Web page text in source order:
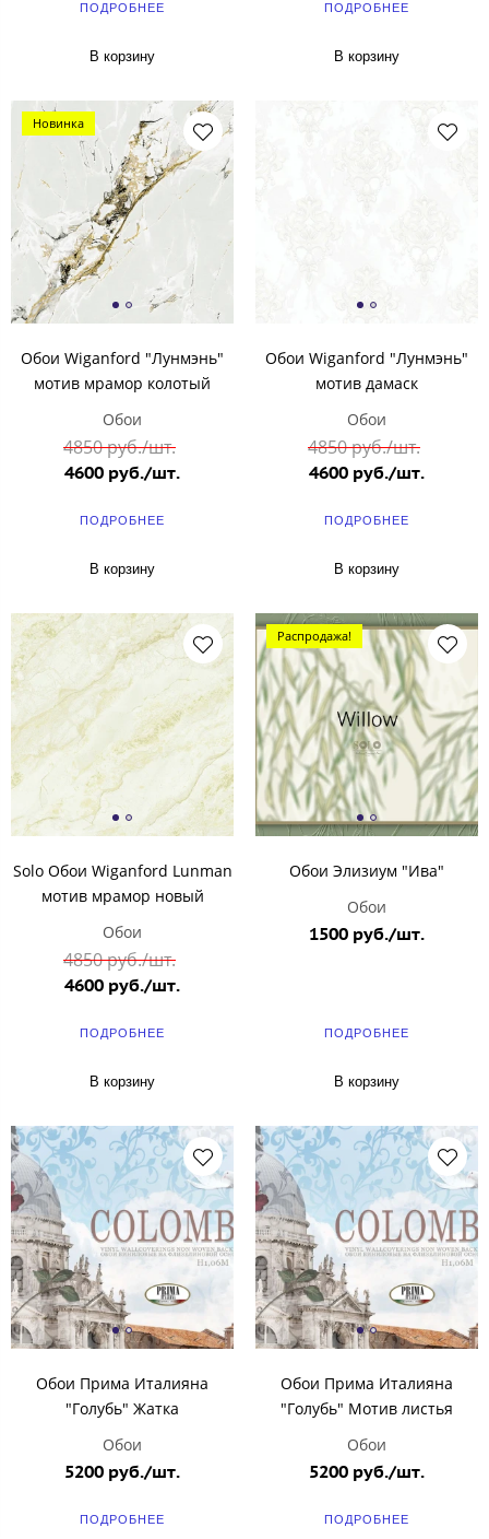
ПОДРОБНЕЕ
В корзину
ПОДРОБНЕЕ
В корзину
Новинка
Обои Wiganford "Лунмэнь"
мотив мрамор колотый
Обои
4850 руб./шт.
4600 руб./шт.
ПОДРОБНЕЕ
В корзину
Обои Wiganford "Лунмэнь"
мотив дамаск
Обои
4850 руб./шт.
4600 руб./шт.
ПОДРОБНЕЕ
В корзину
Solo Обои Wiganford Lunman
мотив мрамор новый
Обои
4850 руб./шт.
4600 руб./шт.
ПОДРОБНЕЕ
В корзину
Распродажа!
Обои Элизиум "Ива"
Обои
1500 руб./шт.
ПОДРОБНЕЕ
В корзину
Обои Прима Италияна
"Голубь" Жатка
Обои
5200 руб./шт.
ПОДРОБНЕЕ
Обои Прима Италияна
"Голубь" Мотив листья
Обои
5200 руб./шт.
ПОДРОБНЕЕ